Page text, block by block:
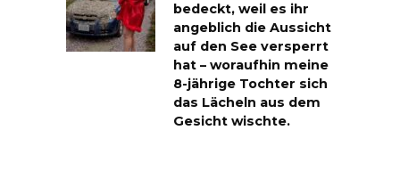
bedeckt, weil es ihr
angeblich die Aussicht
auf den See versperrt
hat – woraufhin meine
8-jährige Tochter sich
das Lächeln aus dem
Gesicht wischte.